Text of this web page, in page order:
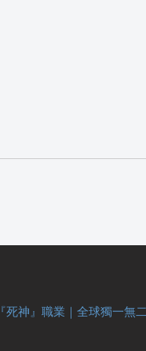
神』職業｜全球獨一無